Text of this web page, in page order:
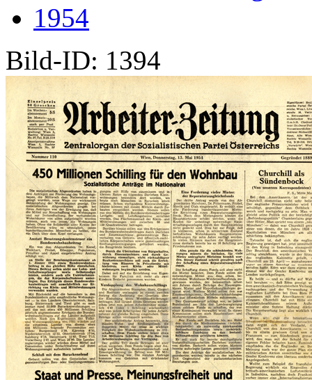
1954
Bild-ID: 1394